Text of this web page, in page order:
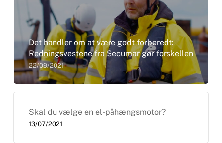
Det handler om at være godt forberedt:
Redningsvestene fra Secumar gør forskellen
22/09/2021
Skal du vælge en el-påhængsmotor?
13/07/2021